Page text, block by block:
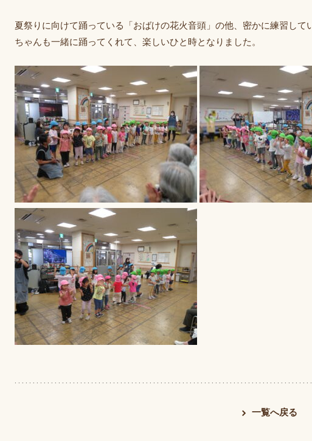
夏祭りに向けて踊っている「おばけの花火音頭」の他、密かに練習し
ちゃんも一緒に踊ってくれて、楽しいひと時となりました。
一覧へ戻る